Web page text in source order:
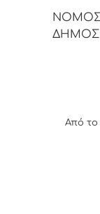
ΝΟΜΟΣ
ΔΗΜΟΣ
Από το